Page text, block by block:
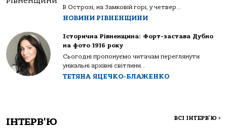
В Острозі, на Замковій горі, у четвер...
НОВИНИ РІВНЕНЩИНИ
Історична Рівненщина: Форт-застава Дубно
на фото 1916 року
Сьогодні пропонуємо читачам переглянути
унікальні архівні світлини...
ТЕТЯНА ЯЦЕЧКО-БЛАЖЕНКО
ІНТЕРВ'Ю ВСІ ІНТЕРВ'Ю >